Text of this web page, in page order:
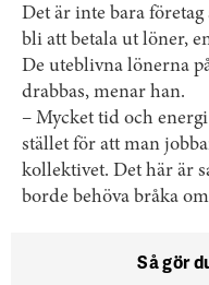
Det är inte bara
bli att betala ut löner,
De uteblivna lönerna
drabbas, menar han.
– Mycket tid och
stället för att man
kollektivet. Det här är
borde behöva bråka
Så gör